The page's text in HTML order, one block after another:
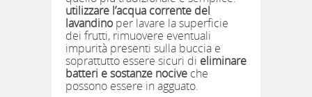
utilizzare l’acqua corrente del
lavandino per lavare la superficie
dei frutti, rimuovere eventuali
impurità presenti sulla buccia e
soprattutto essere sicuri di eliminare
batteri e sostanze nocive che
possono essere in agguato.